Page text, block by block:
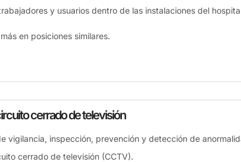
y usuarios dentro de las instalaciones del
en posiciones similares.
cerrado de televisión
vigilancia, inspección, prevención y detección de
cerrado de televisión (CCTV).